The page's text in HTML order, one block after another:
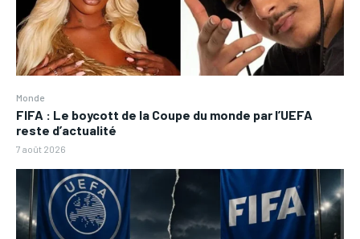
Monde
FIFA : Le boycott de la Coupe du monde par l’UEFA
reste d’actualité
7 août 2026